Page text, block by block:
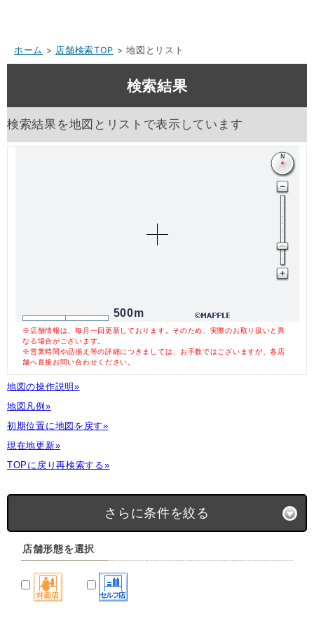
ホーム > 店舗検索TOP > 地図とリスト
検索結果
検索結果を地図とリストで表示しています
500m
※店舗情報は、毎月一回更新しております。そのため、実際のお取り扱いと異
なる場合がございます。
※営業時間や品揃え等の詳細につきましては、お手数ではございますが、各店
舗へ直接お問い合わせください。
地図の操作説明»
地図凡例»
初期位置に地図を戻す»
現在地更新»
TOPに戻り再検索する»
さらに条件を絞る
店舗形態を選択